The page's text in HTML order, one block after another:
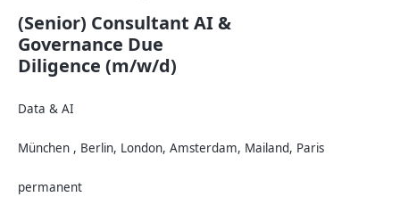
(Senior) Consultant AI &
Governance Due
Diligence (m/w/d)
Data & AI
München , Berlin, London, Amsterdam, Mailand, Paris
permanent